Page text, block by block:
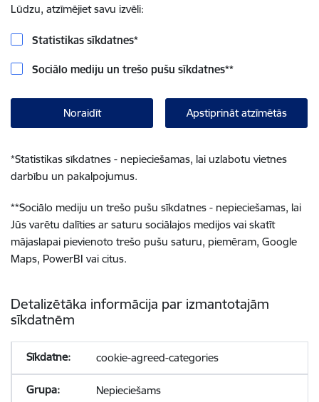
Lūdzu, atzīmējiet savu izvēli:
Statistikas sīkdatnes*
Sociālo mediju un trešo pušu sīkdatnes**
Noraidīt Apstiprināt atzīmētās
*Statistikas sīkdatnes - nepieciešamas, lai uzlabotu vietnes
darbību un pakalpojumus.
**Sociālo mediju un trešo pušu sīkdatnes - nepieciešamas, lai
Jūs varētu dalīties ar saturu sociālajos medijos vai skatīt
mājaslapai pievienoto trešo pušu saturu, piemēram, Google
Maps, PowerBI vai citus.
Detalizētāka informācija par izmantotajām
sīkdatnēm
cookie-agreed-categories
Nepieciešams